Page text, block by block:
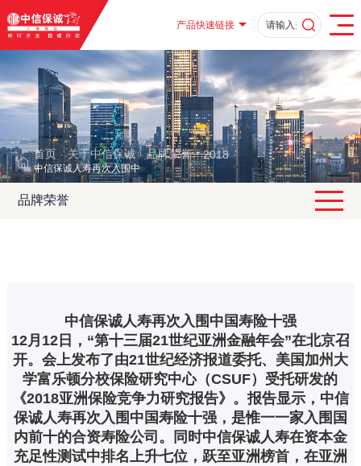
产品快速链接
首页 · 关于中信保诚 · 品牌荣誉 · 2018 ·
中信保诚人寿再次入围中国寿险十强
品牌荣誉
中信保诚人寿再次入围中国寿险十强
12月12日，“第十三届21世纪亚洲金融年会”在北京召
开。会上发布了由21世纪经济报道委托、美国加州大
学富乐顿分校保险研究中心（CSUF）受托研发的
《2018亚洲保险竞争力研究报告》。报告显示，中信
保诚人寿再次入围中国寿险十强，是惟一一家入围国
内前十的合资寿险公司。同时中信保诚人寿在资本金
充足性测试中排名上升七位，跃至亚洲榜首，在亚洲